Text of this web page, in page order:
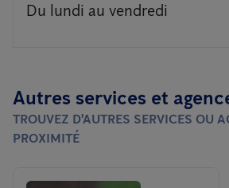
Du lundi au vendredi
Autres services et
TROUVEZ D'AUTRES SERVICES OU
PROXIMITÉ